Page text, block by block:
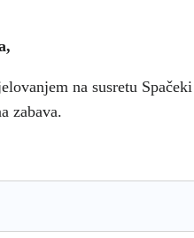
na susretu
zabava.